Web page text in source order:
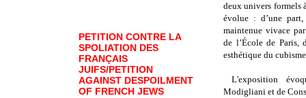
deux univers formels
évolue : d’une
maintenue vivace
de l’École de Paris,
esthétique du
L'exposition
Modigliani et de
PETITION CONTRE LA
SPOLIATION DES
FRANÇAIS
JUIFS/PETITION
AGAINST DESPOILMENT
OF FRENCH JEWS